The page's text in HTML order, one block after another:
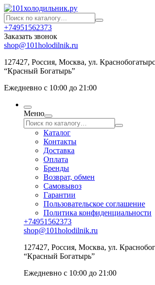
+74951562373
Заказать звонок
shop@101holodilnik.ru
127427, Россия, Москва, ул.
“Красный Богатырь”
Ежедневно с 10:00 до 21:00
Меню
Каталог
Контакты
Доставка
Оплата
Бренды
Возврат, обмен
Самовывоз
Гарантии
Пользовательское соглашение
Политика конфиденциальности
+74951562373
shop@101holodilnik.ru
127427, Россия, Москва, ул.
“Красный Богатырь”
Ежедневно с 10:00 до 21:00